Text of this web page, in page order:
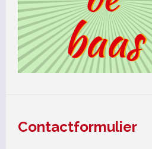
Contactformulier